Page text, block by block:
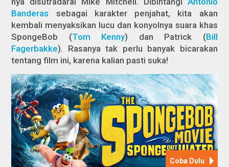
Banderas sebagai karakter penjahat, kita akan
kembali menyaksikan lucu dan konyolnya suara khas
SpongeBob (Tom Kenny) dan Patrick (Bill
Fagerbakke). Rasanya tak perlu banyak bicarakan
tentang film ini, karena kalian pasti suka!